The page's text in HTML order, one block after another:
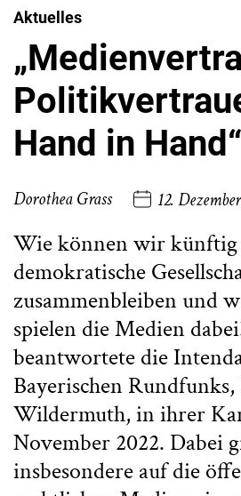
Aktuelles
Hand in Hand“
Dorothea Grass 12.
Wie können wir künftig
demokratische
zusammenbleiben und
spielen die Medien
beantwortete die
Bayerischen
Wildermuth, in ihrer
November 2022. Dabei
insbesondere auf die